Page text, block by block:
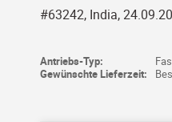
#63242, India,
Antriebs-Typ:
Gewünschte Lieferzeit: